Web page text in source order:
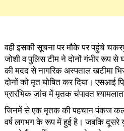
वही इसकी सूचना पर मौके पर पहुंचे
जोशी व पुलिस टीम ने दोनों गंभीर रूप से
की मदद से नागरिक अस्पताल खटीमा
दोनों को मृत घोषित कर दिया। एसआई
प्रारंभिक जांच में मृतक चंपावत
जिनमें से एक मृतक की पहचान पंकज
वर्ष लगभग के रूप में हुई है। जबकि दूसरे